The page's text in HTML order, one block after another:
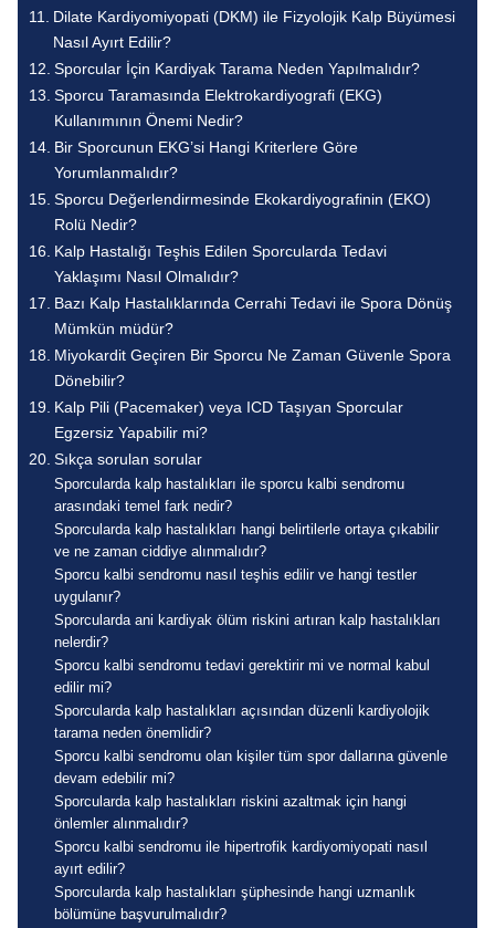
Dilate Kardiyomiyopati (DKM) ile Fizyolojik Kalp Büyümesi
Nasıl Ayırt Edilir?
Sporcular İçin Kardiyak Tarama Neden Yapılmalıdır?
Sporcu Taramasında Elektrokardiyografi (EKG)
Kullanımının Önemi Nedir?
Bir Sporcunun EKG’si Hangi Kriterlere Göre
Yorumlanmalıdır?
Sporcu Değerlendirmesinde Ekokardiyografinin (EKO)
Rolü Nedir?
Kalp Hastalığı Teşhis Edilen Sporcularda Tedavi
Yaklaşımı Nasıl Olmalıdır?
Bazı Kalp Hastalıklarında Cerrahi Tedavi ile Spora Dönüş
Mümkün müdür?
Miyokardit Geçiren Bir Sporcu Ne Zaman Güvenle Spora
Dönebilir?
Kalp Pili (Pacemaker) veya ICD Taşıyan Sporcular
Egzersiz Yapabilir mi?
Sıkça sorulan sorular
Sporcularda kalp hastalıkları ile sporcu kalbi sendromu
arasındaki temel fark nedir?
Sporcularda kalp hastalıkları hangi belirtilerle ortaya çıkabilir
ve ne zaman ciddiye alınmalıdır?
Sporcu kalbi sendromu nasıl teşhis edilir ve hangi testler
uygulanır?
Sporcularda ani kardiyak ölüm riskini artıran kalp hastalıkları
nelerdir?
Sporcu kalbi sendromu tedavi gerektirir mi ve normal kabul
edilir mi?
Sporcularda kalp hastalıkları açısından düzenli kardiyolojik
tarama neden önemlidir?
Sporcu kalbi sendromu olan kişiler tüm spor dallarına güvenle
devam edebilir mi?
Sporcularda kalp hastalıkları riskini azaltmak için hangi
önlemler alınmalıdır?
Sporcu kalbi sendromu ile hipertrofik kardiyomiyopati nasıl
ayırt edilir?
Sporcularda kalp hastalıkları şüphesinde hangi uzmanlık
bölümüne başvurulmalıdır?